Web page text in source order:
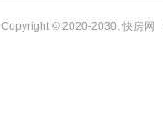
Copyright © 2020-2030. 快房网